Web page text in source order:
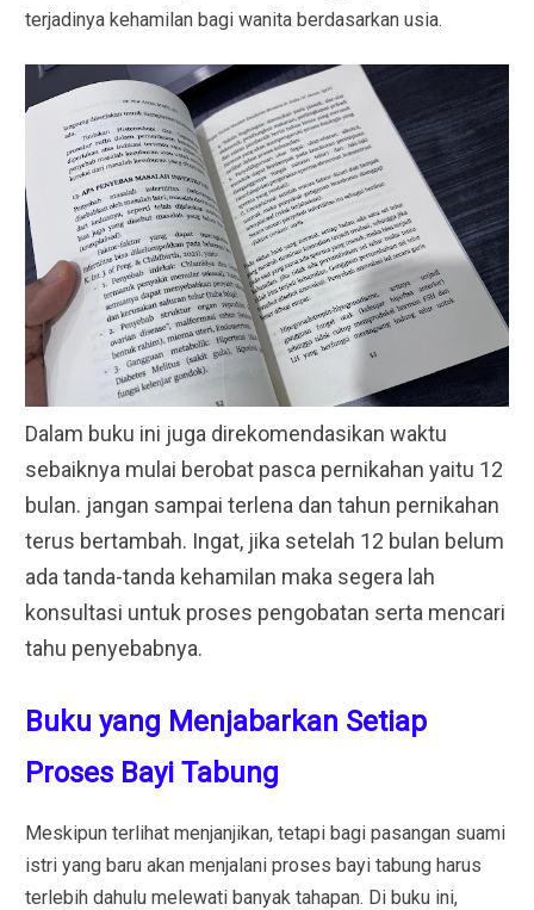
terjadinya kehamilan bagi wanita berdasarkan usia.
Dalam buku ini juga direkomendasikan waktu
sebaiknya mulai berobat pasca pernikahan yaitu 12
bulan. jangan sampai terlena dan tahun pernikahan
terus bertambah. Ingat, jika setelah 12 bulan belum
ada tanda-tanda kehamilan maka segera lah
konsultasi untuk proses pengobatan serta mencari
tahu penyebabnya.
Buku yang Menjabarkan Setiap
Proses Bayi Tabung
Meskipun terlihat menjanjikan, tetapi bagi pasangan suami
istri yang baru akan menjalani proses bayi tabung harus
terlebih dahulu melewati banyak tahapan. Di buku ini,